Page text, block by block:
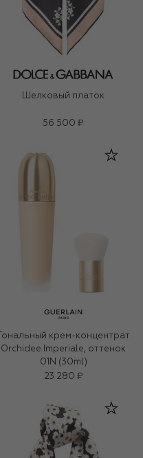
Шелковый платок
56 500 ₽
Тональный крем-концентрат
Orchidee Imperiale, оттенок
01N (30ml)
23 280 ₽